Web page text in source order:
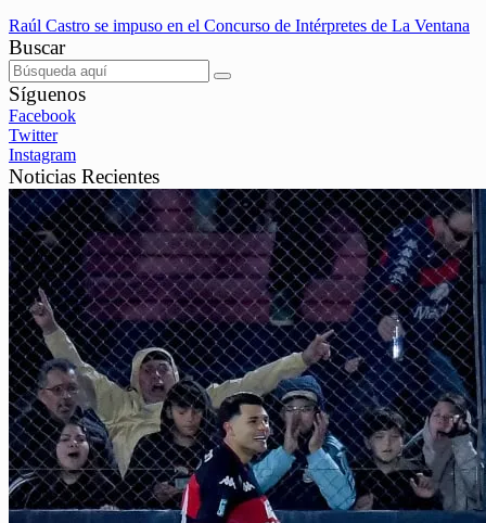
Raúl Castro se impuso en el Concurso de Intérpretes de La Ventana
Buscar
Síguenos
Facebook
Twitter
Instagram
Noticias Recientes